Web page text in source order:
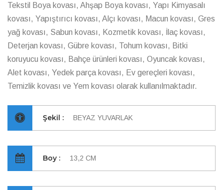
Tekstil Boya kovası, Ahşap Boya kovası, Yapı Kimyasalı
kovası, Yapıştırıcı kovası, Alçı kovası, Macun kovası, Gres
yağ kovası, Sabun kovası, Kozmetik kovası, İlaç kovası,
Deterjan kovası, Gübre kovası, Tohum kovası, Bitki
koruyucu kovası, Bahçe ürünleri kovası, Oyuncak kovası,
Alet kovası, Yedek parça kovası, Ev gereçleri kovası,
Temizlik kovası ve Yem kovası olarak kullanılmaktadır.
Şekil : BEYAZ YUVARLAK
Boy : 13,2 CM